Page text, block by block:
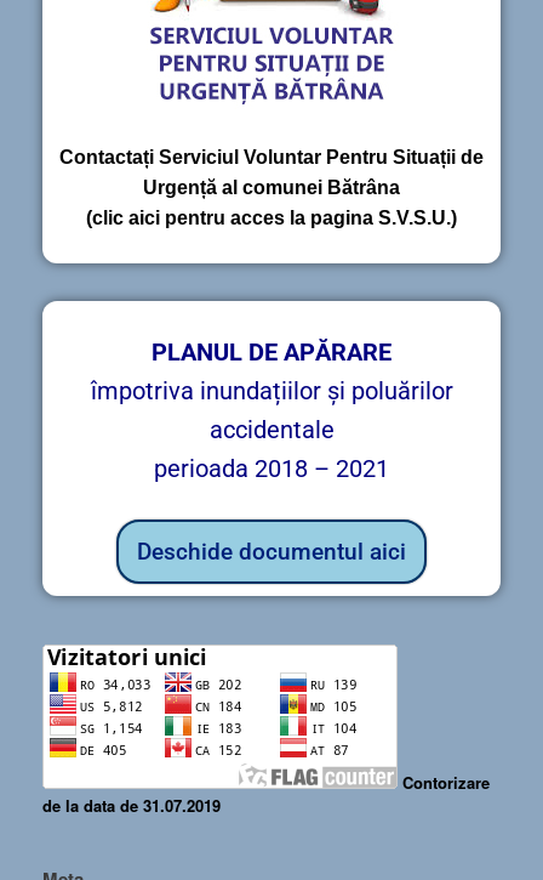
Contactați Serviciul Voluntar Pentru Situații de
Urgență al comunei Bătrâna
(clic aici pentru acces la pagina S.V.S.U.)
PLANUL DE APĂRARE
împotriva inundațiilor și poluărilor
accidentale
perioada 2018 – 2021
Deschide documentul aici
Contorizare
de la data de 31.07.2019